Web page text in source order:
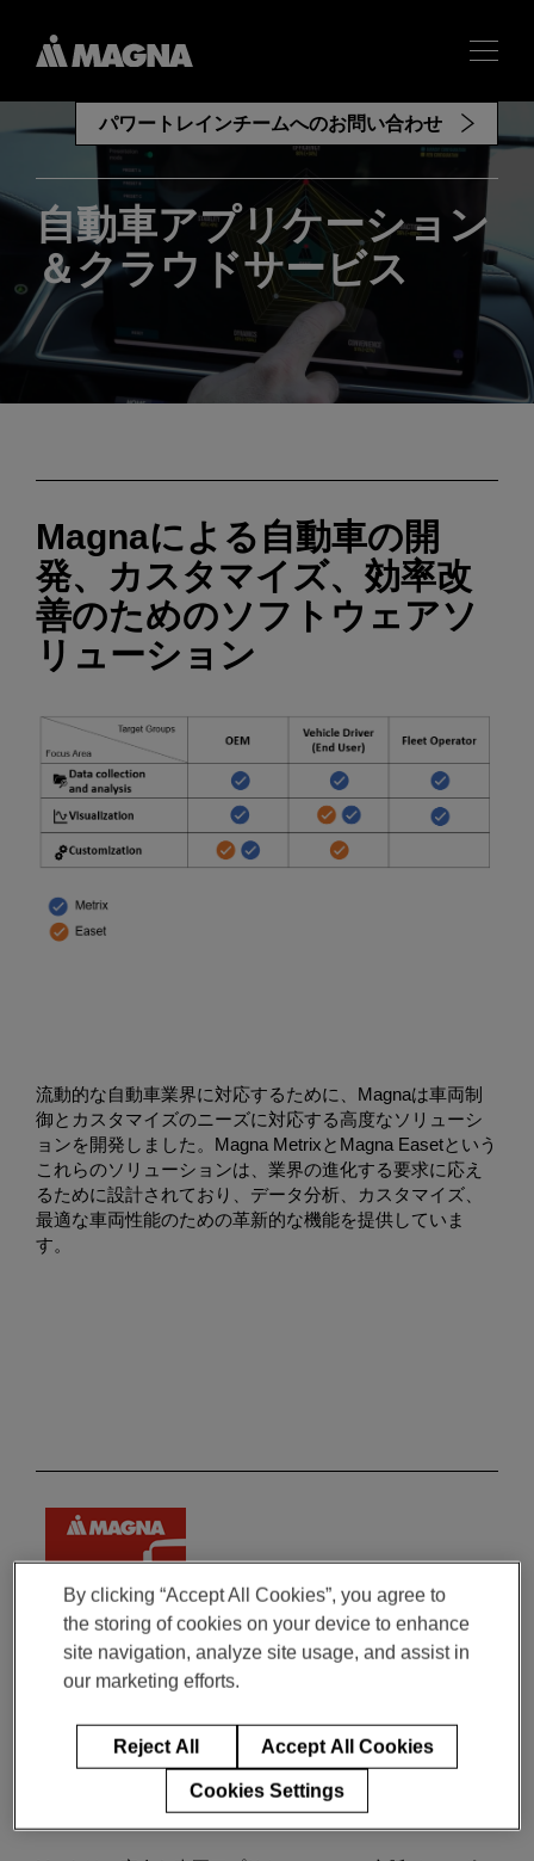
Enter
search
terms
検索
パワートレインチームへのお問い合わせ
自動車アプリケーション
＆クラウドサービス
Magnaによる自動車の開
発、カスタマイズ、効率改
善のためのソフトウェアソ
リューション
流動的な自動車業界に対応するために、Magnaは車両制
御とカスタマイズのニーズに対応する高度なソリューシ
ョンを開発しました。Magna MetrixとMagna Easetという
これらのソリューションは、業界の進化する要求に応え
るために設計されており、データ分析、カスタマイズ、
最適な車両性能のための革新的な機能を提供していま
す。
Magnaソフトウェ
ア - Metrix
車両データ分析と可視化の簡素化ソリューション
By clicking “Accept All Cookies”, you agree to
the storing of cookies on your device to enhance
site navigation, analyze site usage, and assist in
our marketing efforts.
Reject All Accept All Cookies
Cookies Settings